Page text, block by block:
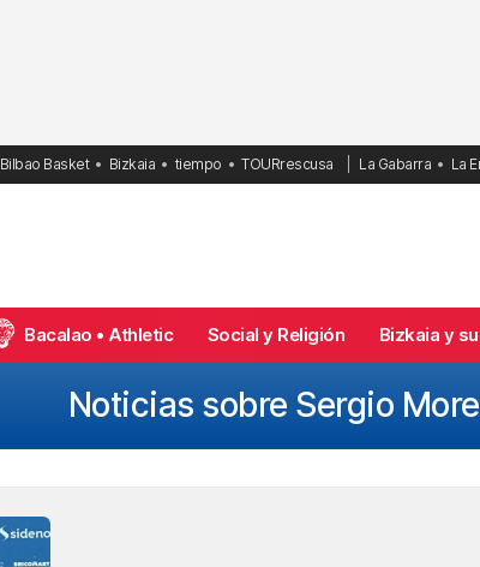
Bilbao Basket Bizkaia tiempo TOURrescusa La Gabarra La
Bacalao • Athletic Social y Religión Bizkaia y
Noticias sobre Sergio